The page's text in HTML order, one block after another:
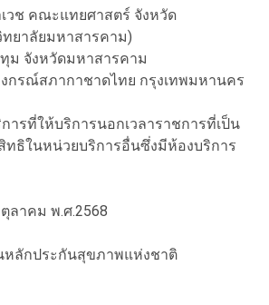
วช คณะแทยศาสตร์ จังหวัด
ยาลัยมหาสารคาม)
ม จังหวัดมหาสารคาม
กรณ์สภากาชาดไทย กรุงเทพมหานคร
ารที่ให้บริการนอกเวลาราชการที่เป็น
ทธิในหน่วยบริการอื่นซึ่งมีห้องบริการ
ลาคม พ.ศ.2568
หลักประกันสุขภาพแห่งชาติ